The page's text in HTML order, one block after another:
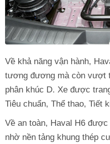
Về khả năng vận hành,
tương đương mà còn vượt
phân khúc D. Xe được
Tiêu chuẩn, Thể thao, Tiết
Về an toàn, Haval H6
nhờ nền tảng khung thép